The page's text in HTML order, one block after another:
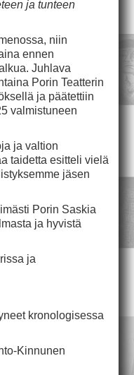
ja tunteen
niin
ennen
Juhlava
Porin Teatterin
ja päätettiin
valmistuneen
ja valtion
taidetta esitteli vielä
jäsen
Porin Saskia
ja hyvistä
ja
kronologisessa
Kinnunen